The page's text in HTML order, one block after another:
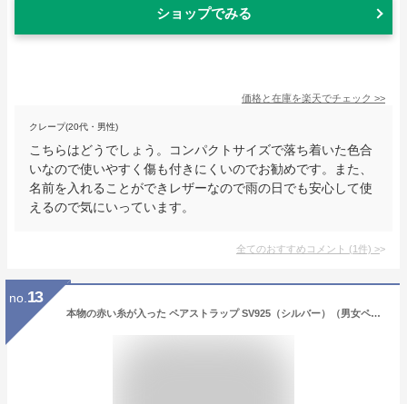
ショップでみる
価格と在庫を楽天でチェック >>
クレープ(20代・男性)
こちらはどうでしょう。コンパクトサイズで落ち着いた色合
いなので使いやすく傷も付きにくいのでお勧めです。また、
名前を入れることができレザーなので雨の日でも安心して使
えるので気にいっています。
全てのおすすめコメント (1件) >
no. 13
本物の赤い糸が入った ペアストラップ SV925（シルバー）（男女ペア２本セット） 【ギフトラッピング済み】